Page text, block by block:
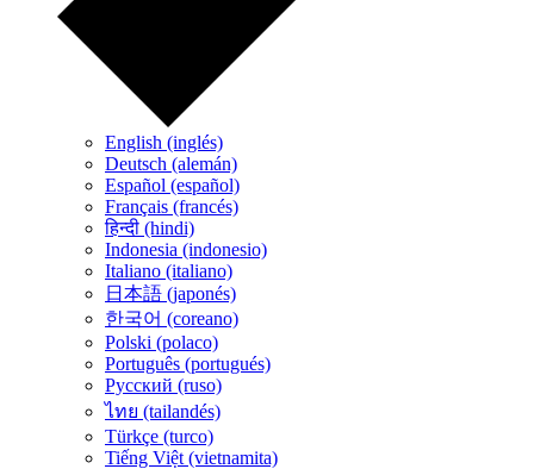
English (inglés)
Deutsch (alemán)
Español (español)
Français (francés)
हिन्दी (hindi)
Indonesia (indonesio)
Italiano (italiano)
日本語 (japonés)
한국어 (coreano)
Polski (polaco)
Português (portugués)
Русский (ruso)
ไทย (tailandés)
Türkçe (turco)
Tiếng Việt (vietnamita)